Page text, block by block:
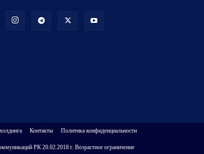
Контакты Политика конфиденциальности
РК 20.02.2018 г. Возрастное ограничение